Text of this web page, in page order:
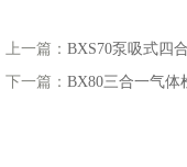
上一篇： BXS70泵吸式四
下一篇： BX80三合一气体